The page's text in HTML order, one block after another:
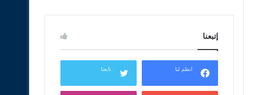
إتبعنا
انظم لنا تابعنا